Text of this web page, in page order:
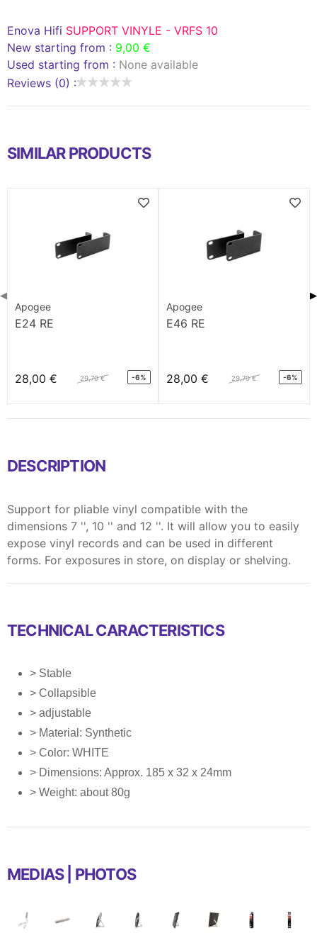
Enova Hifi SUPPORT VINYLE - VRFS 10
New starting from : 9,00 €
Used starting from : None available
Reviews (0) :
SIMILAR PRODUCTS
Apogee
E24 RE
28,00 € 29,70 € -6%
Apogee
E46 RE
28,00 € 29,70 € -6%
◀ ▶
DESCRIPTION
Support for pliable vinyl compatible with the
dimensions 7 '', 10 '' and 12 ''. It will allow you to easily
expose vinyl records and can be used in different
forms. For exposures in store, on display or shelving.
TECHNICAL CARACTERISTICS
> Stable
> Collapsible
> adjustable
> Material: Synthetic
> Color: WHITE
> Dimensions: Approx. 185 x 32 x 24mm
> Weight: about 80g
MEDIAS | PHOTOS